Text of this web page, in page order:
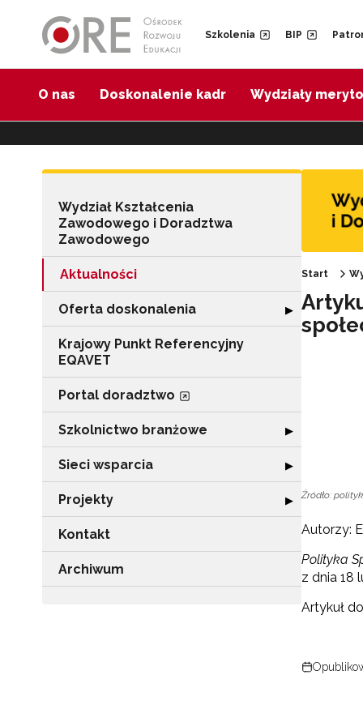
Szkolenia BIP
O nas Doskonalenie kadr Wydziały
Wydział Kształcenia
Zawodowego i Doradztwa
Zawodowego
Aktualności
Oferta doskonalenia Rozwiń sekcję
▶
Krajowy Punkt Referencyjny
EQAVET
Portal doradztwo
Szkolnictwo branżowe Rozwiń sekcję
▶
Sieci wsparcia Rozwiń sekcję
▶
Projekty Rozwiń sekcję
▶
Kontakt
Archiwum
Start
Źródło:
Autorzy:
Polityka
z dnia 18
Artykuł